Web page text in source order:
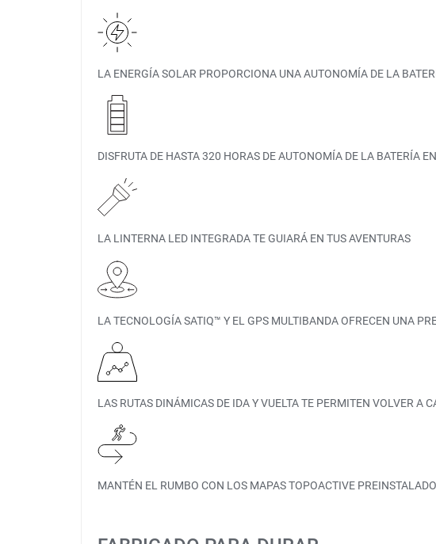
LA ENERGÍA SOLAR PROPORCIONA UNA AUTONOMÍA DE LA
DISFRUTA DE HASTA 320 HORAS DE AUTONOMÍA DE LA BATERÍA
LA LINTERNA LED INTEGRADA TE GUIARÁ EN TUS AVENTURAS
LA TECNOLOGÍA SATIQ™ Y EL GPS MULTIBANDA OFRECEN UNA
LAS RUTAS DINÁMICAS DE IDA Y VUELTA TE PERMITEN VOLVER A
MANTÉN EL RUMBO CON LOS MAPAS TOPOACTIVE